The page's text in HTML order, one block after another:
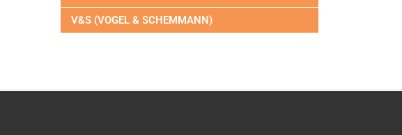
V&S (VOGEL & SCHEMMANN)